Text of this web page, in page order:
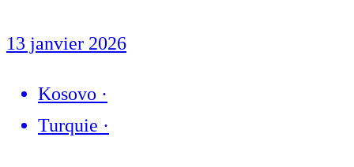
13 janvier 2026
Kosovo ·
Turquie ·